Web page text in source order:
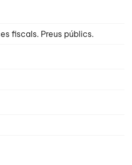
fiscals. Preus públics.